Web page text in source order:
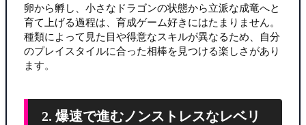
卵から孵し、小さなドラゴンの状態から立派な成竜へと
育て上げる過程は、育成ゲーム好きにはたまりません。
種類によって見た目や得意なスキルが異なるため、自分
のプレイスタイルに合った相棒を見つける楽しさがあり
ます。
2. 爆速で進むノンストレスなレベリ